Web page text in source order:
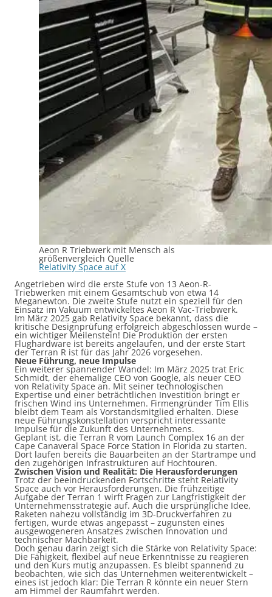
Aeon R Triebwerk mit Mensch als
größenvergleich Quelle
Relativity Space auf X
Angetrieben wird die erste Stufe von 13 Aeon-R-
Triebwerken mit einem Gesamtschub von etwa 14
Meganewton. Die zweite Stufe nutzt ein speziell für den
Einsatz im Vakuum entwickeltes Aeon R Vac-Triebwerk.
Im März 2025 gab Relativity Space bekannt, dass die
kritische Designprüfung erfolgreich abgeschlossen wurde –
ein wichtiger Meilenstein! Die Produktion der ersten
Flughardware ist bereits angelaufen, und der erste Start
der Terran R ist für das Jahr 2026 vorgesehen.
Neue Führung, neue Impulse
Ein weiterer spannender Wandel: Im März 2025 trat Eric
Schmidt, der ehemalige CEO von Google, als neuer CEO
von Relativity Space an. Mit seiner technologischen
Expertise und einer beträchtlichen Investition bringt er
frischen Wind ins Unternehmen. Firmengründer Tim Ellis
bleibt dem Team als Vorstandsmitglied erhalten. Diese
neue Führungskonstellation verspricht interessante
Impulse für die Zukunft des Unternehmens.
Geplant ist, die Terran R vom Launch Complex 16 an der
Cape Canaveral Space Force Station in Florida zu starten.
Dort laufen bereits die Bauarbeiten an der Startrampe und
den zugehörigen Infrastrukturen auf Hochtouren.
Zwischen Vision und Realität: Die Herausforderungen
Trotz der beeindruckenden Fortschritte steht Relativity
Space auch vor Herausforderungen. Die frühzeitige
Aufgabe der Terran 1 wirft Fragen zur Langfristigkeit der
Unternehmensstrategie auf. Auch die ursprüngliche Idee,
Raketen nahezu vollständig im 3D-Druckverfahren zu
fertigen, wurde etwas angepasst – zugunsten eines
ausgewogeneren Ansatzes zwischen Innovation und
technischer Machbarkeit.
Doch genau darin zeigt sich die Stärke von Relativity Space:
Die Fähigkeit, flexibel auf neue Erkenntnisse zu reagieren
und den Kurs mutig anzupassen. Es bleibt spannend zu
beobachten, wie sich das Unternehmen weiterentwickelt –
eines ist jedoch klar: Die Terran R könnte ein neuer Stern
am Himmel der Raumfahrt werden.